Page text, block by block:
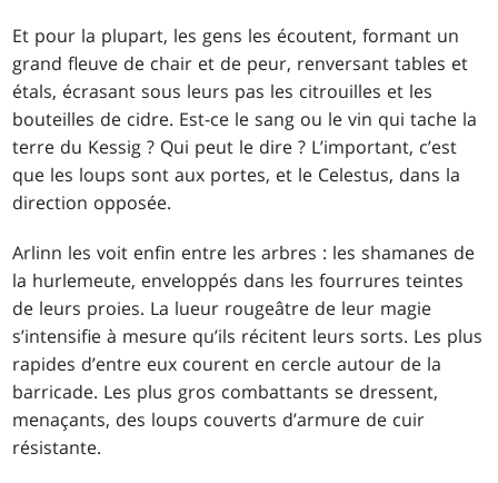
Et pour la plupart, les gens les écoutent, formant un
grand fleuve de chair et de peur, renversant tables et
étals, écrasant sous leurs pas les citrouilles et les
bouteilles de cidre. Est-ce le sang ou le vin qui tache la
terre du Kessig ? Qui peut le dire ? L’important, c’est
que les loups sont aux portes, et le Celestus, dans la
direction opposée.
Arlinn les voit enfin entre les arbres : les shamanes de
la hurlemeute, enveloppés dans les fourrures teintes
de leurs proies. La lueur rougeâtre de leur magie
s’intensifie à mesure qu’ils récitent leurs sorts. Les plus
rapides d’entre eux courent en cercle autour de la
barricade. Les plus gros combattants se dressent,
menaçants, des loups couverts d’armure de cuir
résistante.